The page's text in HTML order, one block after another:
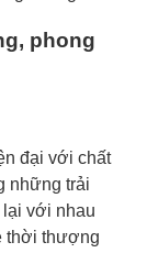
phong
đại với chất
những trải
lại với nhau
thời thượng